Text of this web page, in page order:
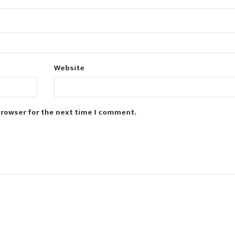
Website
for the next time I comment.